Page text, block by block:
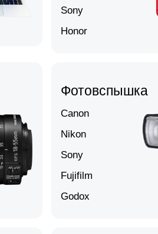
Sony
Honor
Фотовспышка
Canon
Nikon
Sony
Fujifilm
Godox